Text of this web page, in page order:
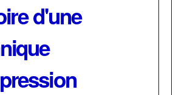
d'une